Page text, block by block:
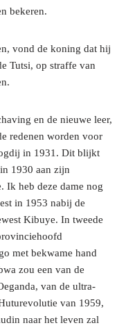
bekeren.
vond de koning dat hij
Tutsi, op straffe van
en de nieuwe leer,
redenen worden voor
in 1931. Dit blijkt
1930 aan zijn
Ik heb deze dame nog
in 1953 nabij de
Kibuye. In tweede
met bekwame hand
zou een van de
van de ultra-
van 1959,
naar het leven zal